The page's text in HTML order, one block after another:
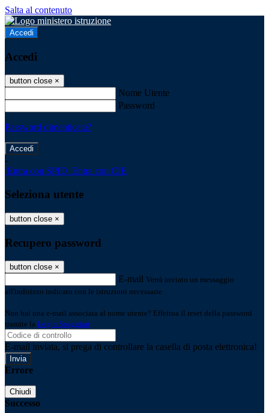
Salta al contenuto
Accedi
Accedi
button close ×
Nome Utente
Password
Password dimenticata?
-
Entra con SPID Entra con CIE
Seleziona utente
button close ×
Recupero password
button close ×
E-mail Verrà inviato un messaggio
all'indirizzo indicato con le istruzioni necessarie.
Non hai una e-mail associata al nome utente? Effettua il reset della password
tramite la Login Spaggiari
E-mail inviata, si prega di controllare la casella di posta elettronica!
Errore
Chiudi
Successo